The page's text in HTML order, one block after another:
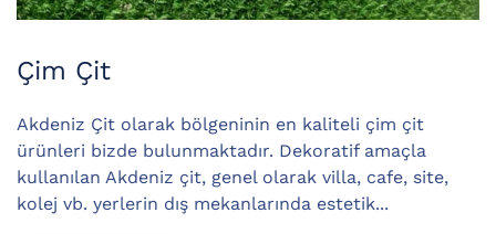
Çim Çit
Akdeniz Çit olarak bölgeninin en kaliteli çim çit
ürünleri bizde bulunmaktadır. Dekoratif amaçla
kullanılan Akdeniz çit, genel olarak villa, cafe, site,
kolej vb. yerlerin dış mekanlarında estetik...